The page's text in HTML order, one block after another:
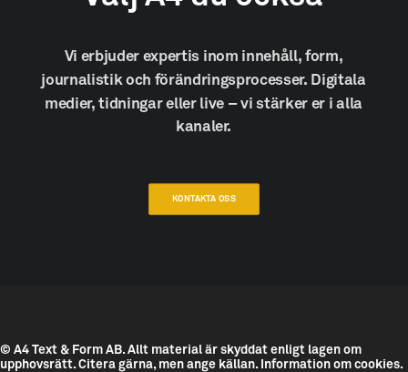
Vi erbjuder expertis inom innehåll, form,
journalistik och förändringsprocesser. Digitala
medier, tidningar eller live – vi stärker er i alla
kanaler.
KONTAKTA OSS
© A4 Text & Form AB. Allt material är skyddat enligt lagen om
upphovsrätt. Citera gärna, men ange källan. Information om cookies.